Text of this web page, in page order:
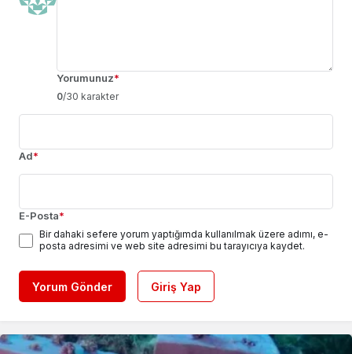
Yorumunuz*
0/30 karakter
Ad*
E-Posta*
Bir dahaki sefere yorum yaptığımda kullanılmak üzere adımı, e-
posta adresimi ve web site adresimi bu tarayıcıya kaydet.
Yorum Gönder Giriş Yap